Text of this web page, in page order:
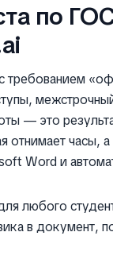
по
требованием
— это
часы,
Word и
любого
в